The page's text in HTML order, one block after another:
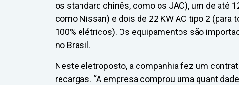
os standard chinês, como os JAC), um de até
como Nissan) e dois de 22 KW AC tipo 2
100% elétricos). Os equipamentos são
no Brasil.
Neste eletroposto, a companhia fez um
recargas. “A empresa comprou uma